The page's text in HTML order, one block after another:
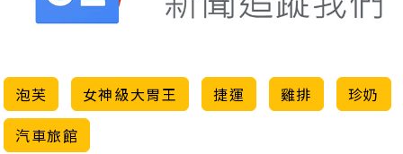
泡芙 女神級大胃王 捷運 雞排
珍奶
汽車旅館